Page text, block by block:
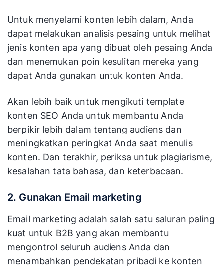
Untuk menyelami konten lebih dalam, Anda
dapat melakukan analisis pesaing untuk melihat
jenis konten apa yang dibuat oleh pesaing Anda
dan menemukan poin kesulitan mereka yang
dapat Anda gunakan untuk konten Anda.
Akan lebih baik untuk mengikuti template
konten SEO Anda untuk membantu Anda
berpikir lebih dalam tentang audiens dan
meningkatkan peringkat Anda saat menulis
konten. Dan terakhir, periksa untuk plagiarisme,
kesalahan tata bahasa, dan keterbacaan.
2. Gunakan Email marketing
Email marketing adalah salah satu saluran paling
kuat untuk B2B yang akan membantu
mengontrol seluruh audiens Anda dan
menambahkan pendekatan pribadi ke konten